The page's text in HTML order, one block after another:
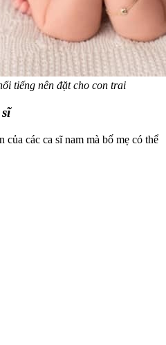
tiếng nên đặt cho con trai
các ca sĩ nam mà bố mẹ có thể